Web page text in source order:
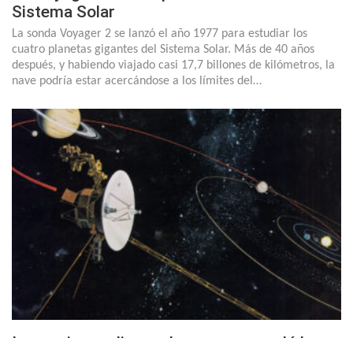
Sistema Solar
La sonda Voyager 2 se lanzó el año 1977 para estudiar los
cuatro planetas gigantes del Sistema Solar. Más de 40 años
después, y habiendo viajado casi 17,7 billones de kilómetros, la
nave podría estar acercándose a los límites del…